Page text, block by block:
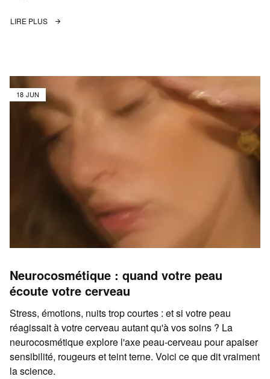
LIRE PLUS
18 JUN
Neurocosmétique : quand votre peau
écoute votre cerveau
Stress, émotions, nuits trop courtes : et si votre peau
réagissait à votre cerveau autant qu'à vos soins ? La
neurocosmétique explore l'axe peau-cerveau pour apaiser
sensibilité, rougeurs et teint terne. Voici ce que dit vraiment
la science.